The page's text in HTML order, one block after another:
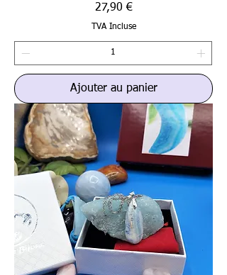
Prix
27,90 €
TVA Incluse
Ajouter au panier